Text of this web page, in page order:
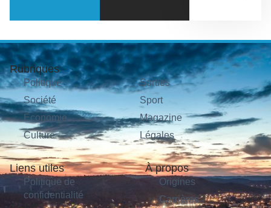
Rubriques
Politique
Société
Économie
Culture
Sorties
Sport
Magazine
Légales
Liens utiles
Politique de
confidentialité
À propos
Origines
Carrières